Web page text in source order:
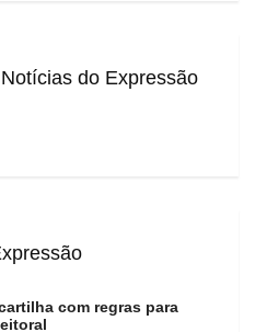
do Expressão
com regras para